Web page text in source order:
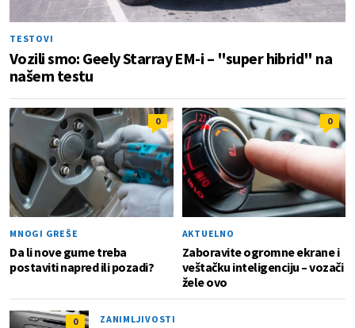
TESTOVI
Vozili smo: Geely Starray EM-i – "super hibrid" na
našem testu
0
MNOGI GREŠE
Da li nove gume treba
postaviti napred ili pozadi?
0
AKTUELNO
Zaboravite ogromne ekrane i
veštačku inteligenciju – vozači
žele ovo
0 ZANIMLJIVOSTI